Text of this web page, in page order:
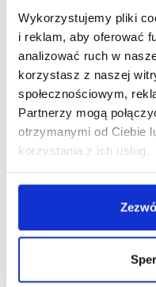
Wykorzystujemy pliki
i reklam, aby oferować
analizować ruch w
korzystasz z naszej
społecznościowym,
Partnerzy mogą
otrzymanymi od Ciebie
korzystania z ich usług.
OSTATNIE
Dodatkowa
dla siebie i
05 sierpnia
04 sierpnia
zaoczne w
24 lipca 2026